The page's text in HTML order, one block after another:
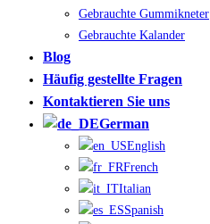
Gebrauchte Gummikneter
Gebrauchte Kalander
Blog
Häufig gestellte Fragen
Kontaktieren Sie uns
German
English
French
Italian
Spanish